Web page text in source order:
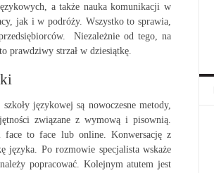
a także nauka komunikacji w
jak i w podróży. Wszystko to sprawia,
Niezależnie od tego, na
prawdziwy strzał w dziesiątkę.
językowej są nowoczesne metody,
związane z wymową i pisownią.
face to face lub online. Konwersację z
języka. Po rozmowie specjalista wskaże
popracować. Kolejnym atutem jest